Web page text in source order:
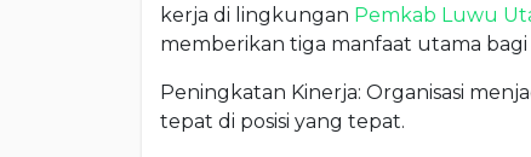
kerja di lingkungan Pemkab Luwu
memberikan tiga manfaat utama bagi
Peningkatan Kinerja: Organisasi
tepat di posisi yang tepat.